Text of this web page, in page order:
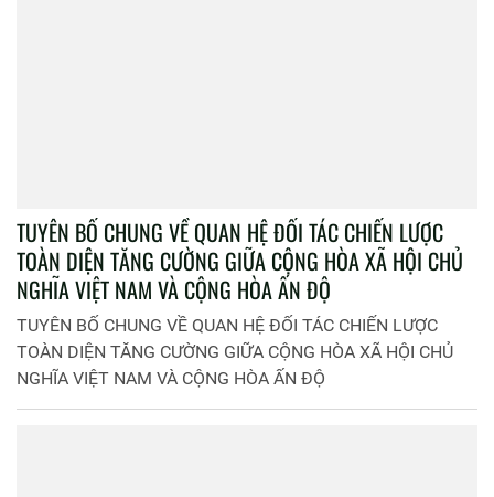
TUYÊN BỐ CHUNG VỀ QUAN HỆ ĐỐI TÁC CHIẾN LƯỢC
TOÀN DIỆN TĂNG CƯỜNG GIỮA CỘNG HÒA XÃ HỘI CHỦ
NGHĨA VIỆT NAM VÀ CỘNG HÒA ẤN ĐỘ
TUYÊN BỐ CHUNG VỀ QUAN HỆ ĐỐI TÁC CHIẾN LƯỢC
TOÀN DIỆN TĂNG CƯỜNG GIỮA CỘNG HÒA XÃ HỘI CHỦ
NGHĨA VIỆT NAM VÀ CỘNG HÒA ẤN ĐỘ